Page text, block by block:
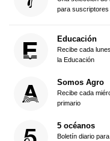
para suscriptores
Educación
Recibe cada
la Educación
Somos Agro
Recibe cada
primario
5 océanos
Boletín diario